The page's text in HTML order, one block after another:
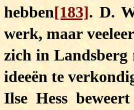
hebben[183]. D.
werk, maar
zich in
ideeën te
Ilse Hess